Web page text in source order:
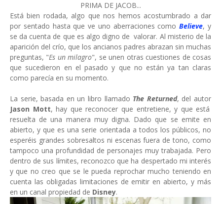
PRIMA DE JACOB...
Está bien rodada, algo que nos hemos acostumbrado a dar
por sentado hasta que ve uno aberraciones comoBelieve, y
se da cuenta de que es algo digno de valorar. Al misterio de la
aparición del crío, que los ancianos padres abrazan sin muchas
preguntas, "Es un milagro", se unen otras cuestiones de cosas
que sucedieron en el pasado y que no están ya tan claras
como parecía en su momento.
La serie, basada en un libro llamado The Returned, del autor
Jason Mott, hay que reconocer que entretiene, y que está
resuelta de una manera muy digna. Dado que se emite en
abierto, y que es una serie orientada a todos los públicos, no
esperéis grandes sobresaltos ni escenas fuera de tono, como
tampoco una profundidad de personajes muy trabajada. Pero
dentro de sus límites, reconozco que ha despertado mi interés
y que no creo que se le pueda reprochar mucho teniendo en
cuenta las obligadas limitaciones de emitir en abierto, y más
en un canal propiedad de Disney.